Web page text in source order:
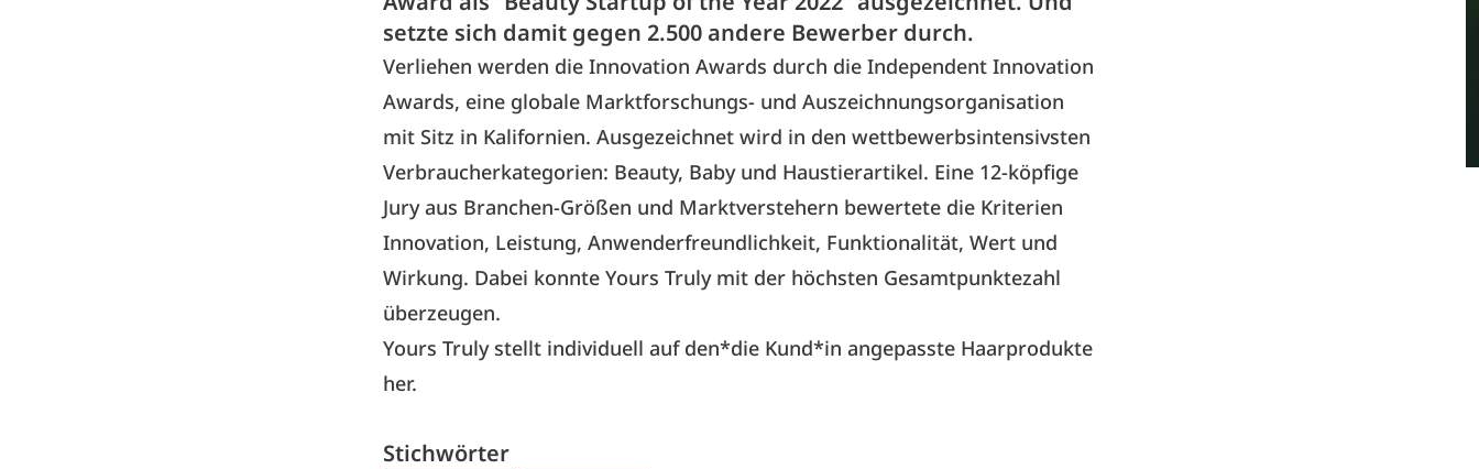
setzte sich damit gegen 2.500 andere Bewerber durch.
Verliehen werden die Innovation Awards durch die Independent Innovation
Awards, eine globale Marktforschungs- und Auszeichnungsorganisation
mit Sitz in Kalifornien. Ausgezeichnet wird in den wettbewerbsintensivsten
Verbraucherkategorien: Beauty, Baby und Haustierartikel. Eine 12-köpfige
Jury aus Branchen-Größen und Marktverstehern bewertete die Kriterien
Innovation, Leistung, Anwenderfreundlichkeit, Funktionalität, Wert und
Wirkung. Dabei konnte Yours Truly mit der höchsten Gesamtpunktezahl
überzeugen.
Yours Trulystellt individuell auf den*die Kund*in angepasste Haarprodukte
her.
Stichwörter